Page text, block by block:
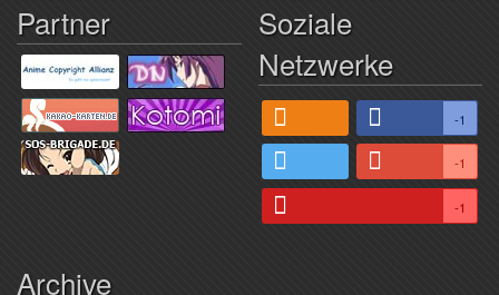
Partner
Soziale
Netzwerke
-1
-1
-1
Archive